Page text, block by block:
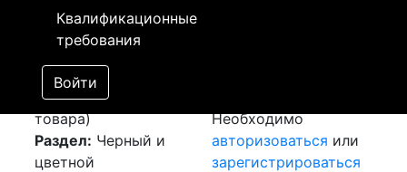
Квалификационные
требования
Войти
Закупка: Уголок
[Завершен]
Победитель выбран
Лот №:4103
АУКЦИОН (покупка
товара)
Раздел: Черный и
цветной
Необходимо
авторизоваться или
зарегистрироваться